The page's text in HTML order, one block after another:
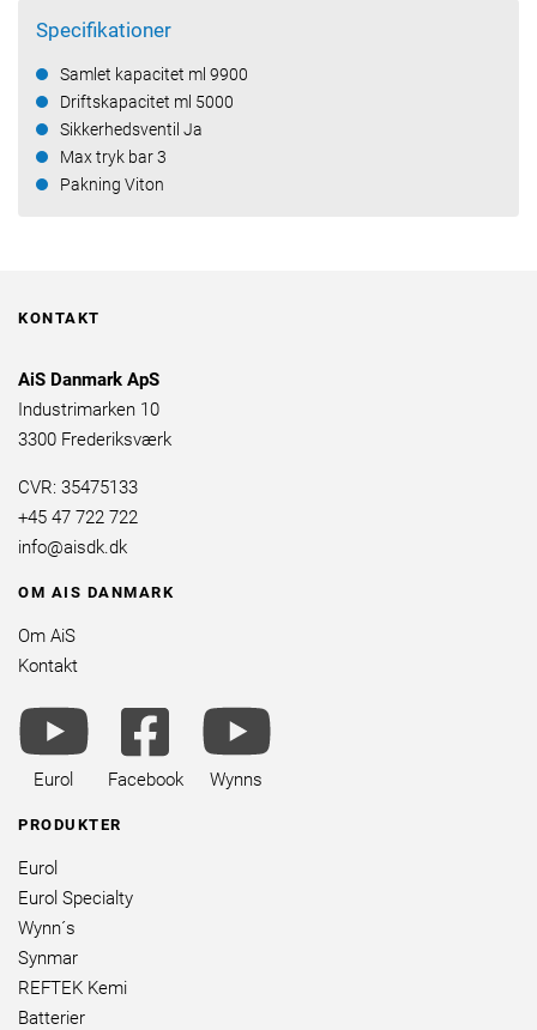
Specifikationer
Samlet kapacitet ml 9900
Driftskapacitet ml 5000
Sikkerhedsventil Ja
Max tryk bar 3
Pakning Viton
KONTAKT
AiS Danmark ApS
Industrimarken 10
3300 Frederiksværk
CVR: 35475133
+45 47 722 722
info@aisdk.dk
OM AIS DANMARK
Om AiS
Kontakt
youtube
brands
Eurol
facebook
square
brands
Facebook
Wynns
PRODUKTER
Eurol
Eurol Specialty
Wynn´s
Synmar
REFTEK Kemi
Batterier